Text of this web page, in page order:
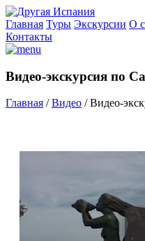
Главная Туры Экскурсии О
Контакты
Видео-экскурсия по
Главная /Видео /Видео-